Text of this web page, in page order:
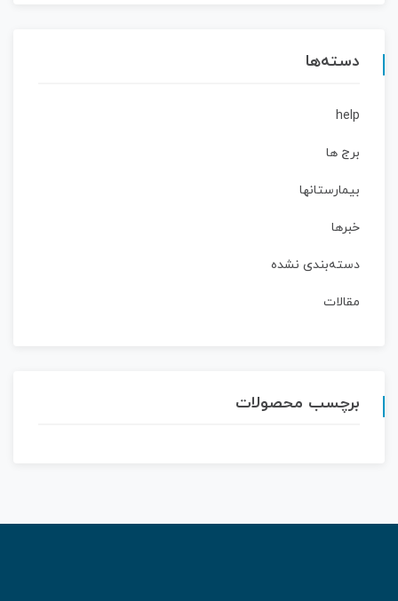
دسته‌ها
help
برج ها
بیمارستانها
خبرها
دسته‌بندی نشده
مقالات
برچسب محصولات